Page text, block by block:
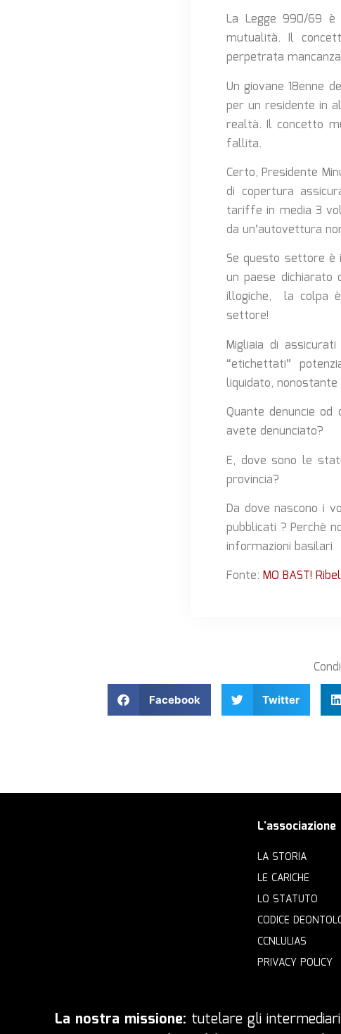
La Legge 990/69
mutualità. Il
perpetrata
Un giovane 18enne
per un residente in
realtà. Il concetto
fallita.
Certo, Presidente
di copertura
tariffe in media 3
da un’autovettura
Se questo settore è
un paese
illogiche, la colpa
settore!
Migliaia di
“etichettati”
liquidato,
Quante denuncie
avete denunciato?
E, dove sono le
provincia?
Da dove nascono i
pubblicati ? Perchè
informazioni basilari
Fonte: MO BAST!
Facebook Twitter
L'associazione
LA STORIA
LE CARICHE
LO STATUTO
CODICE
CCNLULIAS
PRIVACY POLICY
La nostra missione: tutelare gli